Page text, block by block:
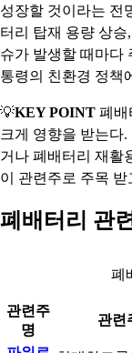
성장할 것이라는 전
터리 탑재 용량 상승
슈가 발생할 때마다
통령의 친환경 정책
💡KEY POINT 폐배
크게 영향을 받는다
거나 폐배터리 재활
이 관련주로 주목 받
폐배터리 관
폐
관련주
명
관련